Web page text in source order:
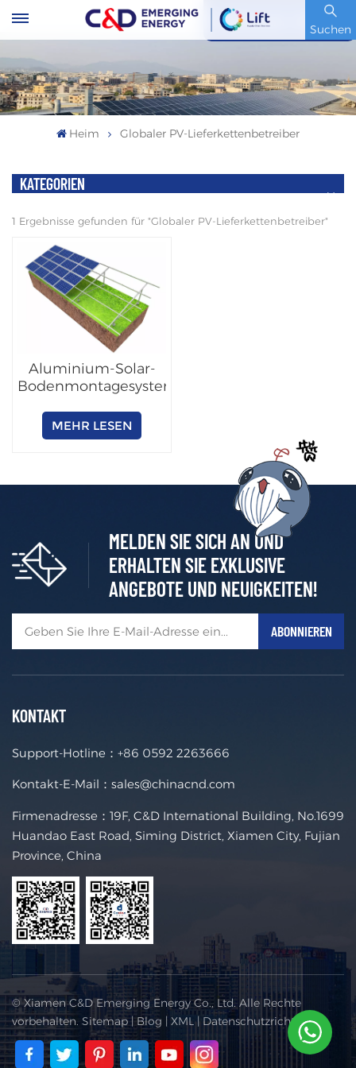
Suchen
Artikelnummer : 600153.SH
Heim Globaler PV-Lieferkettenbetreiber
KATEGORIEN
1 Ergebnisse gefunden für "Globaler PV-Lieferkettenbetreiber"
Aluminium-Solar-
Bodenmontagesystem
MEHR LESEN
MELDEN SIE SICH AN UND
ERHALTEN SIE EXKLUSIVE
ANGEBOTE UND NEUIGKEITEN!
KONTAKT
Support-Hotline： +86 0592 2263666
Kontakt-E-Mail： sales@chinacnd.com
Firmenadresse：19F, C&D International Building, No.1699
Huandao East Road, Siming District, Xiamen City, Fujian
Province, China
© Xiamen C&D Emerging Energy Co., Ltd. Alle Rechte
vorbehalten. Sitemap|Blog | XML| Datenschutzrichtlinie